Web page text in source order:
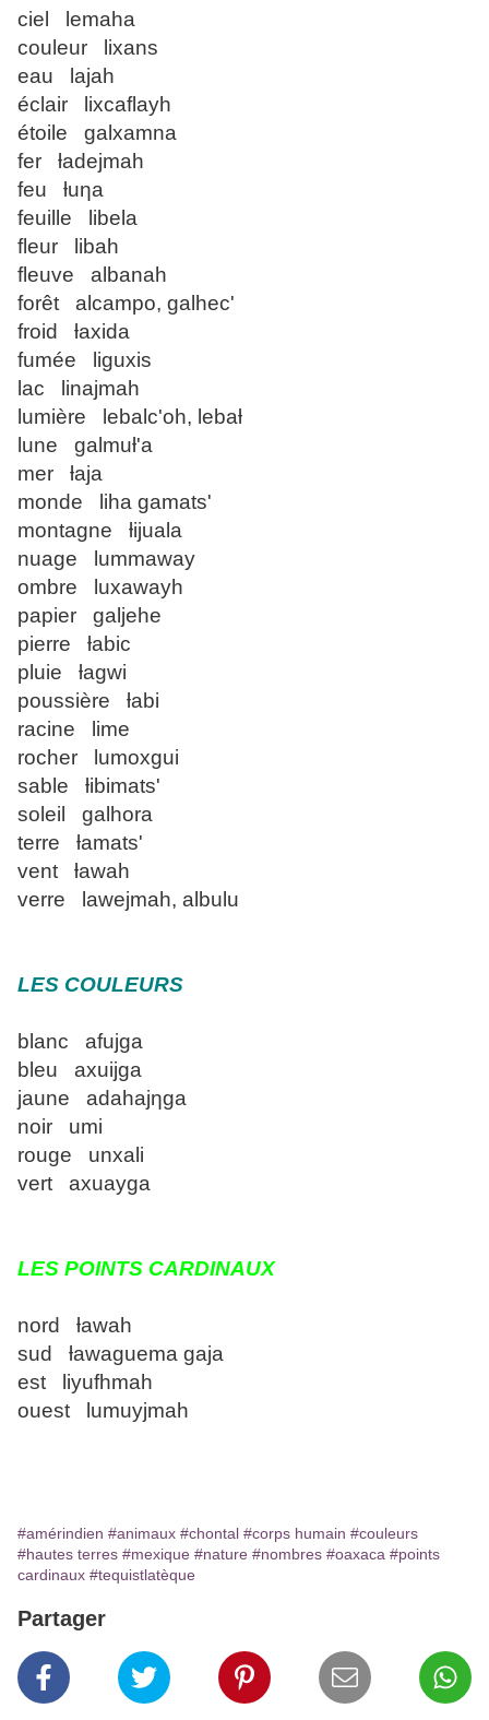
ciel lemaha
couleur lixans
eau lajah
éclair lixcaflayh
étoile galxamna
fer ƚadejmah
feu ƚuƞa
feuille libela
fleur libah
fleuve albanah
forêt alcampo, galhec'
froid ƚaxida
fumée liguxis
lac linajmah
lumière lebalc'oh, lebaƚ
lune galmuƚ'a
mer ƚaja
monde liha gamats'
montagne ƚijuala
nuage lummaway
ombre luxawayh
papier galjehe
pierre ƚabic
pluie ƚagwi
poussière ƚabi
racine lime
rocher lumoxgui
sable ƚibimats'
soleil galhora
terre ƚamats'
vent ƚawah
verre lawejmah, albulu
LES COULEURS
blanc afujga
bleu axuijga
jaune adahajƞga
noir umi
rouge unxali
vert axuayga
LES POINTS CARDINAUX
nord ƚawah
sud ƚawaguema gaja
est liyufhmah
ouest lumuyjmah
#amérindien #animaux #chontal #corps humain #couleurs
#hautes terres #mexique #nature #nombres #oaxaca #points
cardinaux #tequistlatèque
Partager